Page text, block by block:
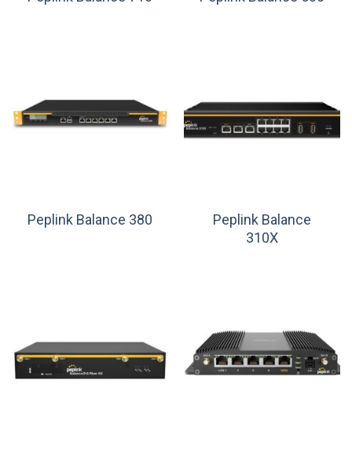
Peplink Balance 380
Peplink Balance
310X